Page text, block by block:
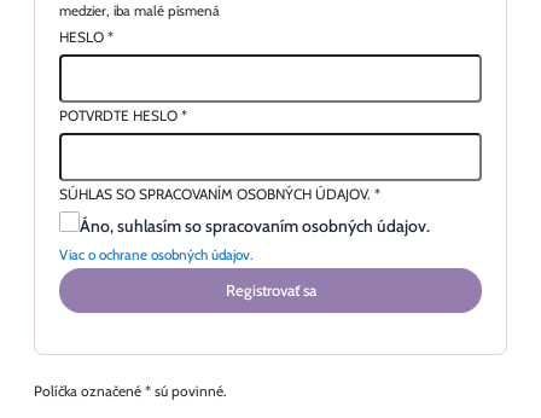
medzier, iba malé písmená
HESLO *
POTVRDTE HESLO *
SÚHLAS SO SPRACOVANÍM OSOBNÝCH ÚDAJOV. *
Áno, suhlasím so spracovaním osobných údajov.
Viac o ochrane osobných údajov.
Registrovať sa
Políčka označené * sú povinné.